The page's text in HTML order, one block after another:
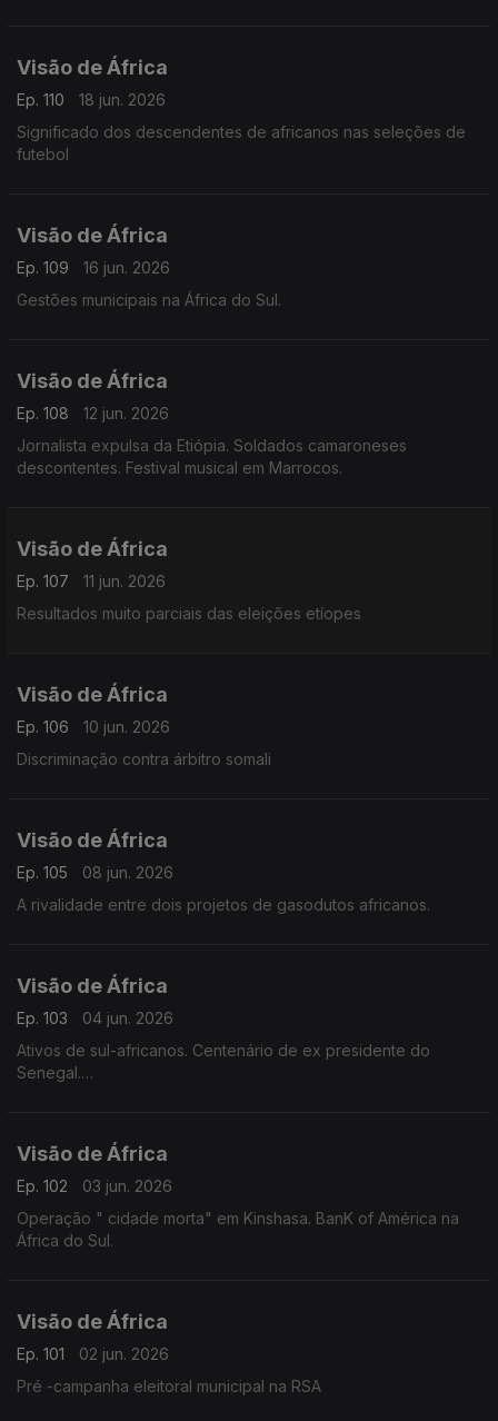
Visão de África
Ep. 110
18 jun. 2026
Significado dos descendentes de africanos nas seleções de
futebol
Visão de África
Ep. 109
16 jun. 2026
Gestões municipais na África do Sul.
Visão de África
Ep. 108
12 jun. 2026
Jornalista expulsa da Etiópia. Soldados camaroneses
descontentes. Festival musical em Marrocos.
Visão de África
Ep. 107
11 jun. 2026
Resultados muito parciais das eleições etíopes
Visão de África
Ep. 106
10 jun. 2026
Discriminação contra árbitro somali
Visão de África
Ep. 105
08 jun. 2026
A rivalidade entre dois projetos de gasodutos africanos.
Visão de África
Ep. 103
04 jun. 2026
Ativos de sul-africanos. Centenário de ex presidente do
Senegal.
Visão de África
Ep. 102
03 jun. 2026
Operação " cidade morta" em Kinshasa. BanK of América na
África do Sul.
Visão de África
Ep. 101
02 jun. 2026
Pré -campanha eleitoral municipal na RSA